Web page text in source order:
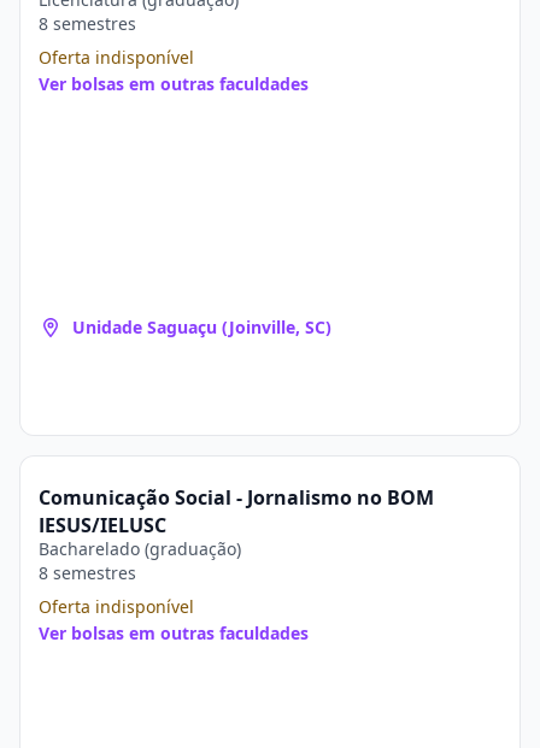
8 semestres
Oferta indisponível
Ver bolsas em outras faculdades
Unidade Saguaçu (Joinville, SC)
Comunicação Social - Jornalismo no BOM
JESUS/IELUSC
Bacharelado (graduação)
8 semestres
Oferta indisponível
Ver bolsas em outras faculdades